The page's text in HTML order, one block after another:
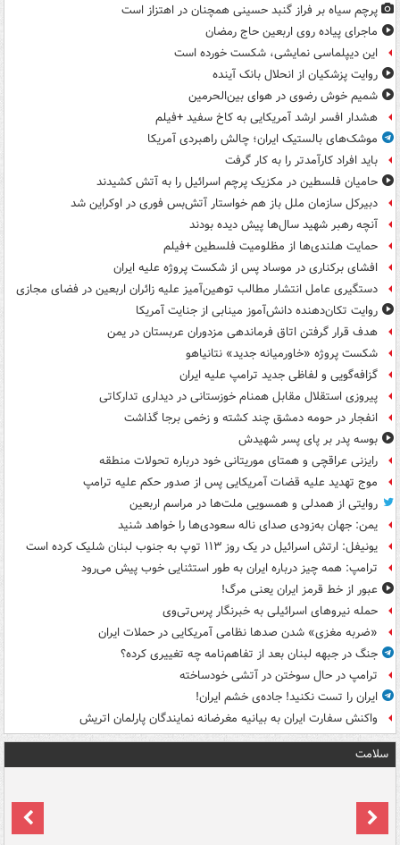
پرچم سیاه بر فراز گنبد حسینی همچنان در اهتزاز است
ماجرای پیاده روی اربعین حاج رمضان
این دیپلماسی نمایشی، شکست خورده است
روایت پزشکیان از انحلال بانک آینده
شمیم خوش رضوی در هوای بین‌الحرمین
هشدار افسر ارشد آمریکایی به کاخ سفید +فیلم
موشک‌های بالستیک ایران؛ چالش راهبردی آمریکا
باید افراد کارآمدتر را به کار گرفت
حامیان فلسطین در مکزیک پرچم اسرائیل را به آتش کشیدند
دبیرکل سازمان ملل باز هم خواستار آتش‌بس فوری در اوکراین شد
آنچه رهبر شهید سال‌ها پیش دیده بودند
حمایت هلندی‌ها از مظلومیت فلسطین +فیلم
افشای برکناری در موساد پس از شکست پروژه علیه ایران
دستگیری عامل انتشار مطالب توهین‌آمیز علیه زائران اربعین در فضای مجازی
روایت تکان‌دهنده دانش‌آموز مینابی از جنایت آمریکا
هدف قرار گرفتن اتاق‌ فرماندهی مزدوران عربستان در یمن
شکست پروژه «خاورمیانه جدید» نتانیاهو
گزافه‌گویی و لفاظی جدید ترامپ علیه ایران
پیروزی استقلال مقابل همنام خوزستانی در دیداری تدارکاتی
انفجار در حومه دمشق چند کشته و زخمی برجا گذاشت
بوسه‌ پدر بر پای پسر شهیدش
رایزنی عراقچی و همتای موریتانی خود درباره تحولات منطقه
موج تهدید علیه قضات آمریکایی پس از صدور حکم علیه ترامپ
روایتی از همدلی و همسویی ملت‌ها در مراسم اربعین
یمن: جهان به‌زودی صدای ناله سعودی‌ها را خواهد شنید
یونیفل: ارتش اسرائیل در یک روز ۱۱۳ توپ به جنوب لبنان شلیک کرده است
ترامپ: همه چیز درباره ایران به طور استثنایی خوب پیش می‌رود
عبور از خط قرمز ایران یعنی مرگ!
حمله نیروهای اسرائیلی به خبرنگار پرس‌تی‌وی
«ضربه مغزی» شدن صدها نظامی آمریکایی در حملات ایران
جنگ در جبهه لبنان بعد از تفاهم‌نامه چه تغییری کرده؟
ترامپ در حال سوختن در آتشی خودساخته
ایران را تست نکنید! جاده‌ی خشم ایران!
واکنش سفارت ایران به بیانیه مغرضانه نمایندگان پارلمان اتریش
سلامت